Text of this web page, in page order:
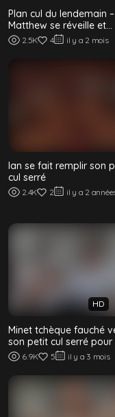
Plan cul du lendemain –
Matthew se réveille et
baise Blake sans capote
2.5K 4 il y a 2 mois
Ian se fait remplir son
cul serré
2.4K 2 il y a 2
HD
Minet tchèque fauché
son petit cul serré pour
cash – Debt Dandy 210
6.9K 5 il y a 3 mois